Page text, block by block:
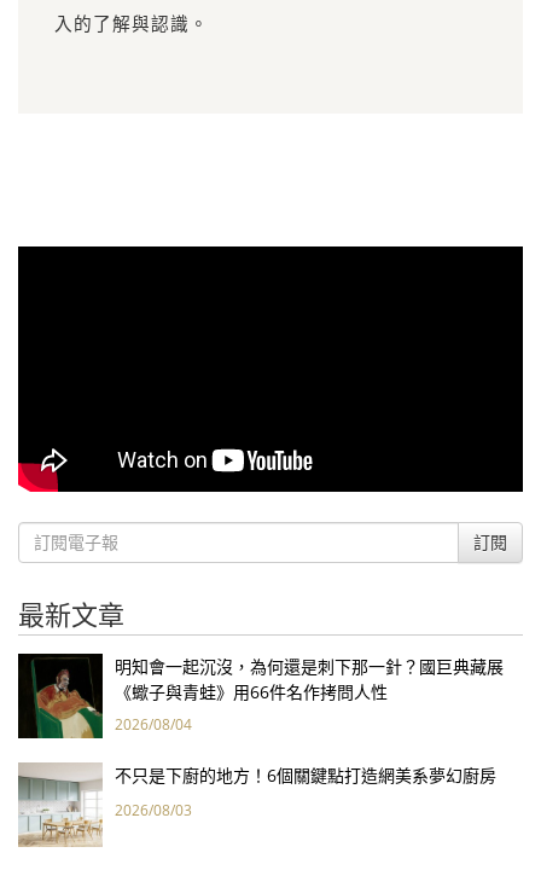
入的了解與認識。
訂閱
最新文章
明知會一起沉沒，為何還是刺下那一針？國巨典藏展
《蠍子與青蛙》用66件名作拷問人性
2026/08/04
不只是下廚的地方！6個關鍵點打造網美系夢幻廚房
2026/08/03